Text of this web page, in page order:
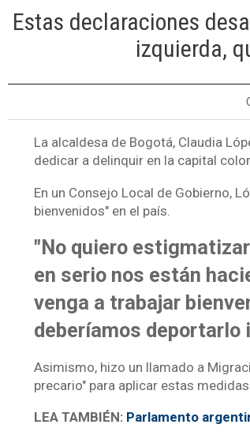
Estas declaraciones
izquierda,
La alcaldesa de Bogotá, Claudia
dedicar a delinquir en la capital
En un Consejo Local de Gobierno,
bienvenidos" en el país.
"No quiero
en serio nos están
venga a trabajar
deberíamos deportarlo
Asimismo, hizo un llamado a
precario" para aplicar estas medidas.
LEA TAMBIÉN: Parlamento